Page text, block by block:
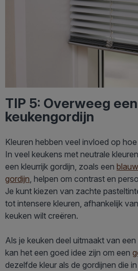
TIP 5: Overweeg
keukengordijn
Kleuren hebben veel invloed op
In veel keukens met neutrale
een kleurrijk gordijn, zoals een
gordijn, helpen om contrast en
Je kunt kiezen van zachte
tot intensere kleuren, afhankelijk
keuken wilt creëren.
Als je keuken deel uitmaakt van
kan het een goed idee zijn om een
dezelfde kleur als de gordijnen die